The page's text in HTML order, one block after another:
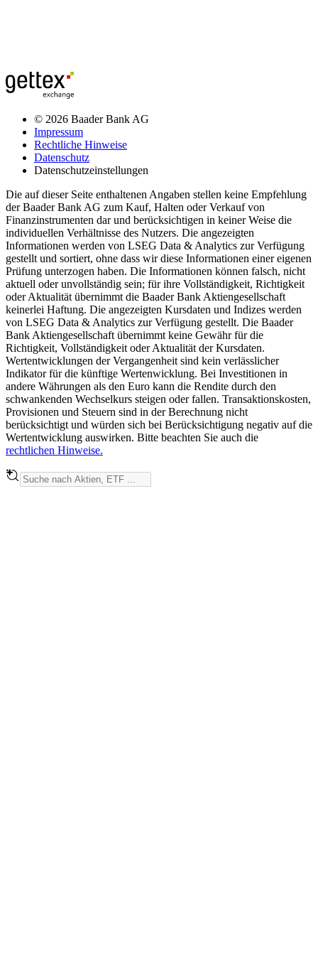
© 2026 Baader Bank AG
Impressum
Rechtliche Hinweise
Datenschutz
Datenschutzeinstellungen
Die auf dieser Seite enthaltenen Angaben stellen keine Empfehlung
der Baader Bank AG zum Kauf, Halten oder Verkauf von
Finanzinstrumenten dar und berücksichtigen in keiner Weise die
individuellen Verhältnisse des Nutzers. Die angezeigten
Informationen werden von LSEG Data & Analytics zur Verfügung
gestellt und sortiert, ohne dass wir diese Informationen einer eigenen
Prüfung unterzogen haben. Die Informationen können falsch, nicht
aktuell oder unvollständig sein; für ihre Vollständigkeit, Richtigkeit
oder Aktualität übernimmt die Baader Bank Aktiengesellschaft
keinerlei Haftung. Die angezeigten Kursdaten und Indizes werden
von LSEG Data & Analytics zur Verfügung gestellt. Die Baader
Bank Aktiengesellschaft übernimmt keine Gewähr für die
Richtigkeit, Vollständigkeit oder Aktualität der Kursdaten.
Wertentwicklungen der Vergangenheit sind kein verlässlicher
Indikator für die künftige Wertenwicklung. Bei Investitionen in
andere Währungen als den Euro kann die Rendite durch den
schwankenden Wechselkurs steigen oder fallen. Transaktionskosten,
Provisionen und Steuern sind in der Berechnung nicht
berücksichtigt und würden sich bei Berücksichtigung negativ auf die
Wertentwicklung auswirken. Bitte beachten Sie auch die
rechtlichen Hinweise.